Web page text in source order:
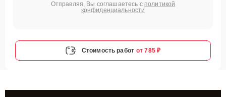
Отправляя, Вы соглашаетесь с политикой
конфиденциальности
Стоимость работ от 785 ₽